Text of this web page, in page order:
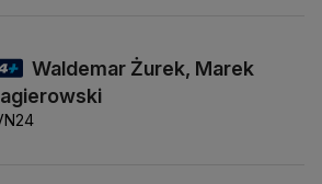
Waldemar Żurek, Marek